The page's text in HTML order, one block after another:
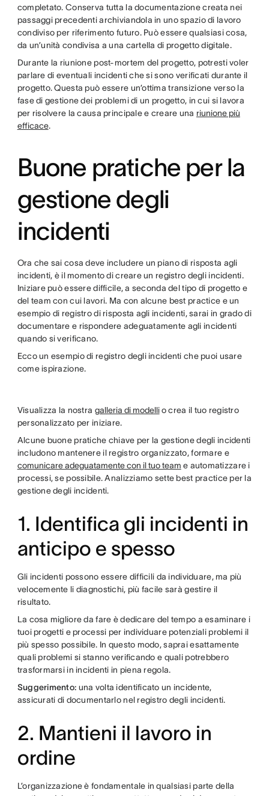
completato. Conserva tutta la documentazione creata nei
passaggi precedenti archiviandola in uno spazio di lavoro
condiviso per riferimento futuro. Può essere qualsiasi cosa,
da un’unità condivisa a una cartella di progetto digitale.
Durante la riunione post-mortem del progetto, potresti voler
parlare di eventuali incidenti che si sono verificati durante il
progetto. Questa può essere un’ottima transizione verso la
fase di gestione dei problemi di un progetto, in cui si lavora
per risolvere la causa principale e creare una riunione più
efficace.
Buone pratiche per la
gestione degli
incidenti
Ora che sai cosa deve includere un piano di risposta agli
incidenti, è il momento di creare un registro degli incidenti.
Iniziare può essere difficile, a seconda del tipo di progetto e
del team con cui lavori. Ma con alcune best practice e un
esempio di registro di risposta agli incidenti, sarai in grado di
documentare e rispondere adeguatamente agli incidenti
quando si verificano.
Ecco un esempio di registro degli incidenti che puoi usare
come ispirazione.
Visualizza la nostra galleria di modellio crea il tuo registro
personalizzato per iniziare.
Alcune buone pratiche chiave per la gestione degli incidenti
includono mantenere il registro organizzato, formare e
comunicare adeguatamente con il tuo team e automatizzare i
processi, se possibile. Analizziamo sette best practice per la
gestione degli incidenti.
1. Identifica gli incidenti in
anticipo e spesso
Gli incidenti possono essere difficili da individuare, ma più
velocemente li diagnostichi, più facile sarà gestire il
risultato.
La cosa migliore da fare è dedicare del tempo a esaminare i
tuoi progetti e processi per individuare potenziali problemi il
più spesso possibile. In questo modo, saprai esattamente
quali problemi si stanno verificando e quali potrebbero
trasformarsi in incidenti in piena regola.
Suggerimento: una volta identificato un incidente,
assicurati di documentarlo nel registro degli incidenti.
2. Mantieni il lavoro in
ordine
L’organizzazione è fondamentale in qualsiasi parte della